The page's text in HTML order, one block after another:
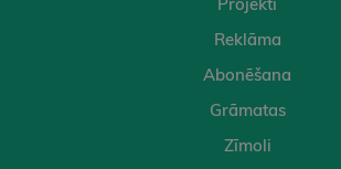
Reklāma
Abonēšana
Grāmatas
Zīmoli